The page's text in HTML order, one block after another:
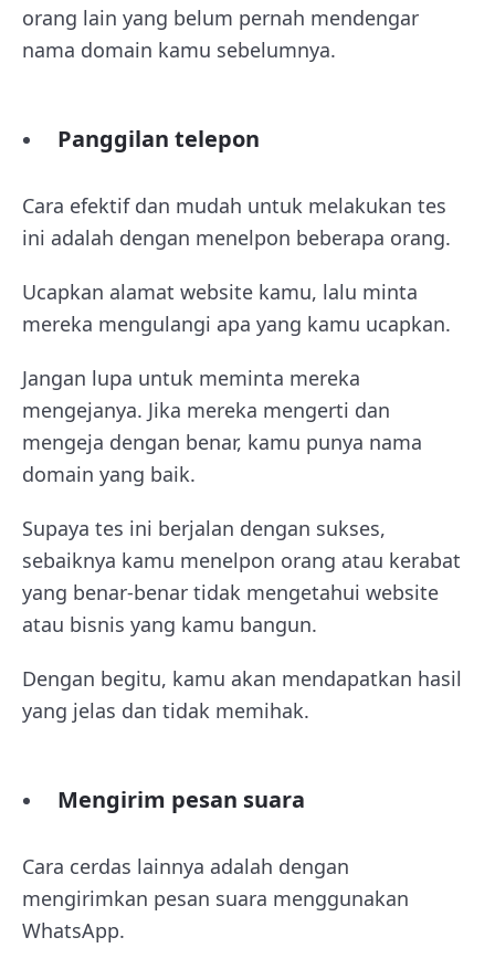
orang lain yang belum pernah mendengar
nama domain kamu sebelumnya.
Panggilan telepon
Cara efektif dan mudah untuk melakukan tes
ini adalah dengan menelpon beberapa orang.
Ucapkan alamat website kamu, lalu minta
mereka mengulangi apa yang kamu ucapkan.
Jangan lupa untuk meminta mereka
mengejanya. Jika mereka mengerti dan
mengeja dengan benar, kamu punya nama
domain yang baik.
Supaya tes ini berjalan dengan sukses,
sebaiknya kamu menelpon orang atau kerabat
yang benar-benar tidak mengetahui website
atau bisnis yang kamu bangun.
Dengan begitu, kamu akan mendapatkan hasil
yang jelas dan tidak memihak.
Mengirim pesan suara
Cara cerdas lainnya adalah dengan
mengirimkan pesan suara menggunakan
WhatsApp.